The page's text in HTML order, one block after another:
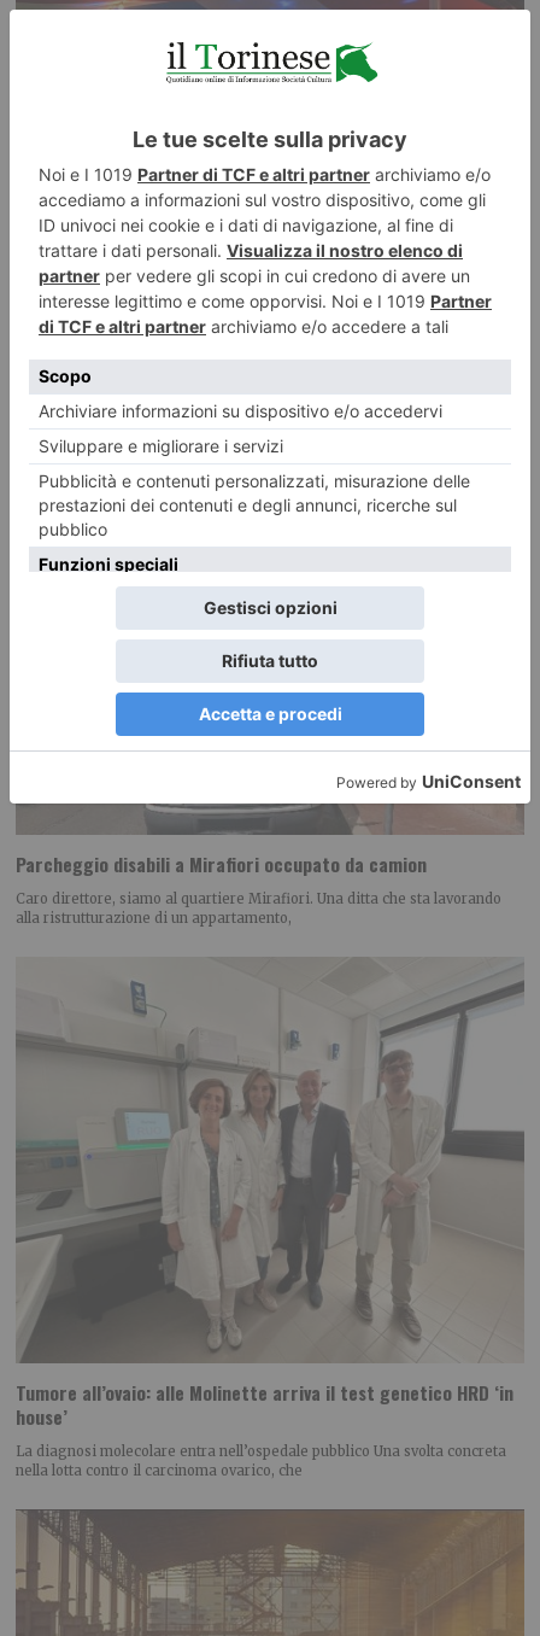
Madonna di Urkupiña: Feste e Parata Folkloristica Boliviana
La Comunità Boliviana di Torino e il Comitato Organizzatore ha promosso
a Torino le Feste commemorative
Parcheggio disabili a Mirafiori occupato da camion
Caro direttore, siamo al quartiere Mirafiori. Una ditta che sta lavorando
alla ristrutturazione di un appartamento,
Tumore all’ovaio: alle Molinette arriva il test genetico HRD ‘in
house’
La diagnosi molecolare entra nell’ospedale pubblico Una svolta concreta
nella lotta contro il carcinoma ovarico, che